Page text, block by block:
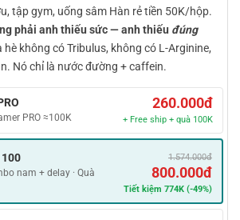
tập gym, uống sâm Hàn rẻ tiền 50K/hộp.
phải anh thiếu sức — anh thiếu đúng
hè không có Tribulus, không có L-Arginine,
Nó chỉ là nước đường + caffein.
PRO ≈100K
260.000đ
+ Free ship + quà 100K
nam + delay · Quà
1.574.000đ
800.000đ
Tiết kiệm 774K (-49%)